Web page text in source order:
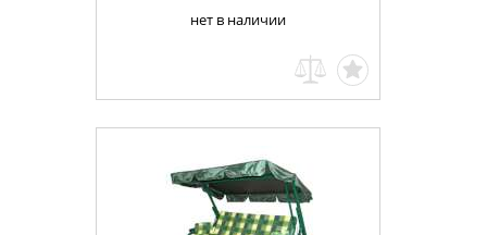
нет в наличии